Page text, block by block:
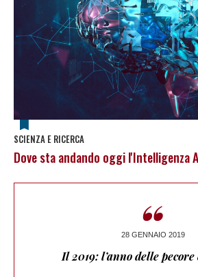
SCIENZA E RICERCA
Dove sta andando oggi l'Intelligenza
“
28 GENNAIO 2019
Il 2019: l’anno delle